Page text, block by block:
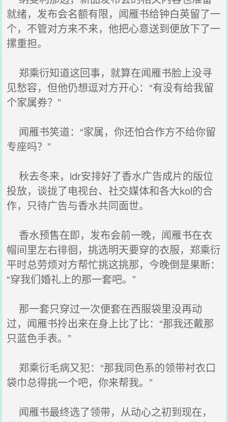
就绪，发布会名额有限，闻雁书给钟白英留了一
个，不管对方来不来，他把心意送到便放下了一
摞重担。
郑乘衍知道这回事，就算在闻雁书脸上没寻
见愁容，但他仍想逗对方开心：“有没有给我留
个家属券？”
闻雁书笑道：“家属，你还怕合作方不给你留
专座吗？”
秋去冬来，idr安排好了香水广告成片的版位
投放，谈拢了电视台、社交媒体和各大kol的合
作，只待广告与香水共同面世。
香水预售在即，发布会前一晚，闻雁书在衣
帽间里左右徘徊，挑选明天要穿的衣服，郑乘衍
平时总劳烦对方帮忙挑这挑那，今晚倒是果断：
“穿我们婚礼上的那一套吧。”
那一套只穿过一次便套在西服袋里没再动
过，闻雁书拎出来在身上比了比：“那我还戴那
只蓝色手表。”
郑乘衍毛病又犯：“那我同色系的领带衬衣口
袋巾总得挑一个吧，你来帮我。”
闻雁书最终选了领带，从动心之初到现在，